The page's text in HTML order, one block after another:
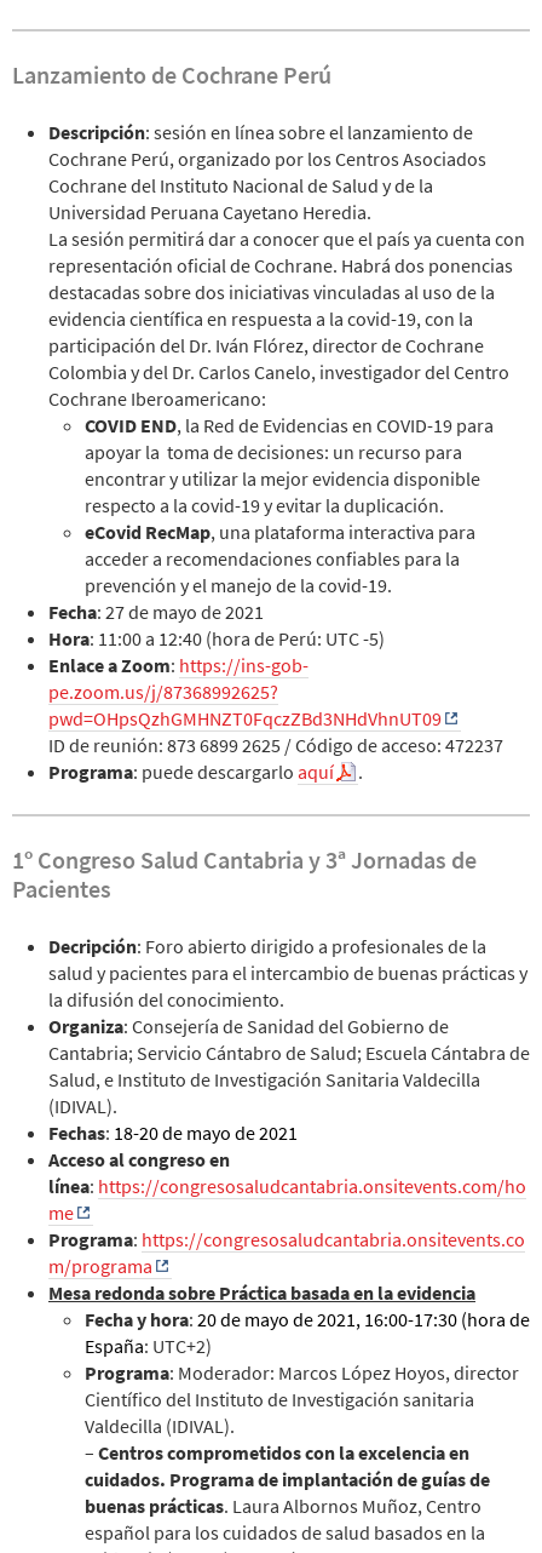
Lanzamiento de Cochrane Perú
Descripción: sesión en línea sobre el lanzamiento de
Cochrane Perú, organizado por los Centros Asociados
Cochrane del Instituto Nacional de Salud y de la
Universidad Peruana Cayetano Heredia.
La sesión permitirá dar a conocer que el país ya cuenta con
representación oficial de Cochrane. Habrá dos ponencias
destacadas sobre dos iniciativas vinculadas al uso de la
evidencia científica en respuesta a la covid-19, con la
participación del Dr. Iván Flórez, director de Cochrane
Colombia y del Dr. Carlos Canelo, investigador del Centro
Cochrane Iberoamericano:
COVID END, la Red de Evidencias en COVID-19 para
apoyar la toma de decisiones: un recurso para
encontrar y utilizar la mejor evidencia disponible
respecto a la covid-19 y evitar la duplicación.
eCovid RecMap, una plataforma interactiva para
acceder a recomendaciones confiables para la
prevención y el manejo de la covid-19.
Fecha: 27 de mayo de 2021
Hora: 11:00 a 12:40 (hora de Perú: UTC -5)
Enlace a Zoom: https://ins-gob-
pe.zoom.us/j/87368992625?
pwd=OHpsQzhGMHNZT0FqczZBd3NHdVhnUT09
ID de reunión: 873 6899 2625 / Código de acceso: 472237
Programa: puede descargarlo aquí .
1º Congreso Salud Cantabria y 3ª Jornadas de
Pacientes
Decripción: Foro abierto dirigido a profesionales de la
salud y pacientes para el intercambio de buenas prácticas y
la difusión del conocimiento.
Organiza: Consejería de Sanidad del Gobierno de
Cantabria; Servicio Cántabro de Salud; Escuela Cántabra de
Salud, e Instituto de Investigación Sanitaria Valdecilla
(IDIVAL).
Fechas: 18-20 de mayo de 2021
Acceso al congreso en
línea: https://congresosaludcantabria.onsitevents.com/ho
me
Programa: https://congresosaludcantabria.onsitevents.co
m/programa
Mesa redonda sobre Práctica basada en la evidencia
Fecha y hora: 20 de mayo de 2021, 16:00-17:30 (hora de
España: UTC+2)
Programa: Moderador: Marcos López Hoyos, director
Científico del Instituto de Investigación sanitaria
Valdecilla (IDIVAL).
– Centros comprometidos con la excelencia en
cuidados. Programa de implantación de guías de
buenas prácticas. Laura Albornos Muñoz, Centro
español para los cuidados de salud basados en la